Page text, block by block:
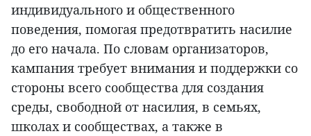
индивидуального и общественного
поведения, помогая предотвратить насилие
до его начала. По словам организаторов,
кампания требует внимания и поддержки со
стороны всего сообщества для создания
среды, свободной от насилия, в семьях,
школах и сообществах, а также в